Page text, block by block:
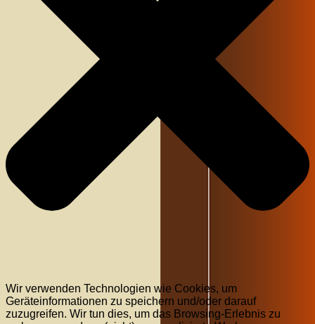
Wir verwenden Technologien wie Cookies, um
Geräteinformationen zu speichern und/oder darauf
zuzugreifen. Wir tun dies, um das Browsing-Erlebnis zu